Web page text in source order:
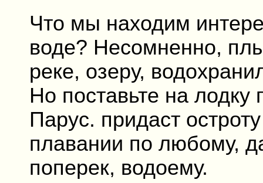
Что мы находим
воде? Несомненно,
реке, озеру,
Но поставьте на лодку
Парус. придаст
плавании по любому,
поперек, водоему.